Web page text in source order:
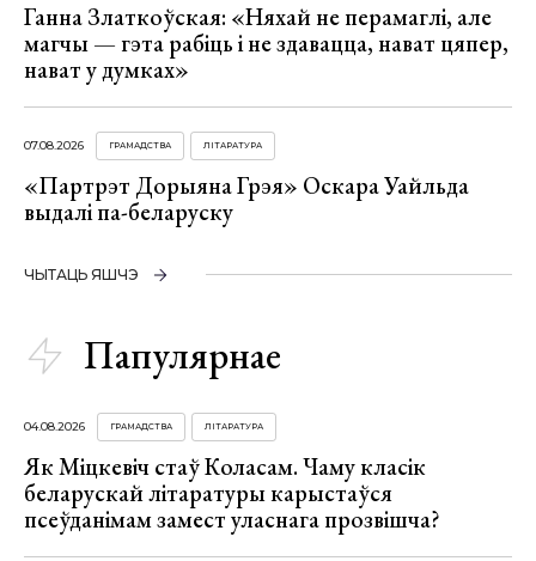
Ганна Златкоўская: «Няхай не перамаглі, але
магчы — гэта рабіць і не здавацца, нават цяпер,
нават у думках»
07.08.2026 ГРАМАДСТВА ЛІТАРАТУРА
«Партрэт Дорыяна Грэя» Оскара Уайльда
выдалі па-беларуску
ЧЫТАЦЬ ЯШЧЭ
Папулярнае
04.08.2026 ГРАМАДСТВА ЛІТАРАТУРА
Як Міцкевіч стаў Коласам. Чаму класік
беларускай літаратуры карыстаўся
псеўданімам замест уласнага прозвішча?